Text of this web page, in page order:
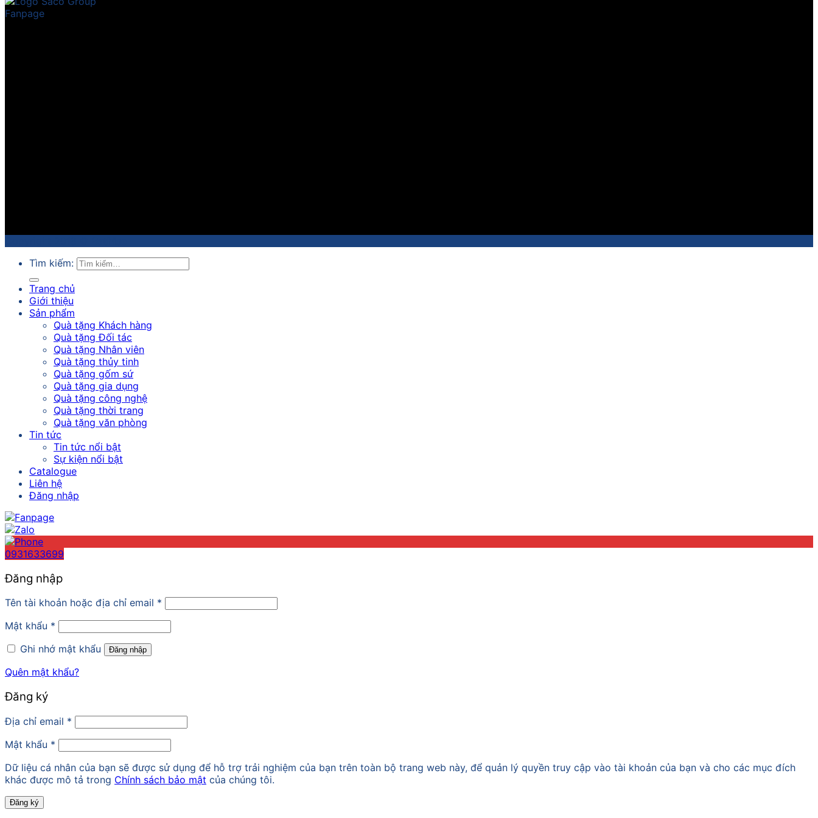
Fanpage
Tìm kiếm:
Trang chủ
Giới thiệu
Sản phẩm
Quà tặng Khách hàng
Quà tặng Đối tác
Quà tặng Nhân viên
Quà tặng thủy tinh
Quà tặng gốm sứ
Quà tặng gia dụng
Quà tặng công nghệ
Quà tặng thời trang
Quà tặng văn phòng
Tin tức
Tin tức nổi bật
Sự kiện nổi bật
Catalogue
Liên hệ
Đăng nhập
0931633699
Đăng nhập
Tên tài khoản hoặc địa chỉ email *
Mật khẩu *
Ghi nhớ mật khẩu
Đăng nhập
Quên mật khẩu?
Đăng ký
Địa chỉ email *
Mật khẩu *
Dữ liệu cá nhân của bạn sẽ được sử dụng để hỗ trợ trải nghiệm của bạn trên toàn bộ trang web này, để quản lý quyền truy cập vào tài khoản của bạn và cho các mục đích
khác được mô tả trong Chính sách bảo mật của chúng tôi.
Đăng ký